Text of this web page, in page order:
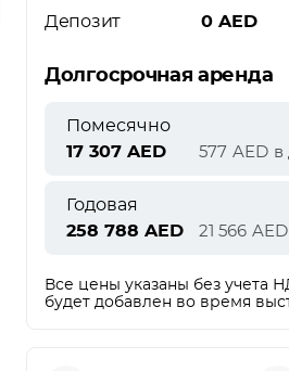
Депозит 0 AED
Долгосрочная аренда
Помесячно
17 307 AED 577 AED в
Годовая
258 788 AED 21 566 AED
Все цены указаны без учета
будет добавлен во время